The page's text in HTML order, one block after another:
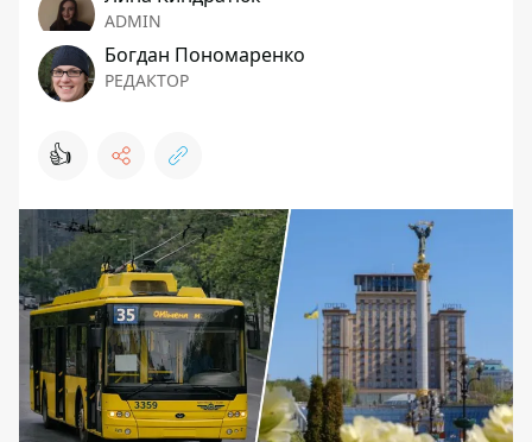
ADMIN
Богдан Пономаренко
РЕДАКТОР
👍